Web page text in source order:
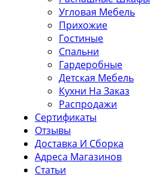
Угловая Мебель
Прихожие
Гостиные
Спальни
Гардеробные
Детская Мебель
Кухни На Заказ
Распродажи
Сертификаты
Отзывы
Доставка И Сборка
Адреса Магазинов
Статьи